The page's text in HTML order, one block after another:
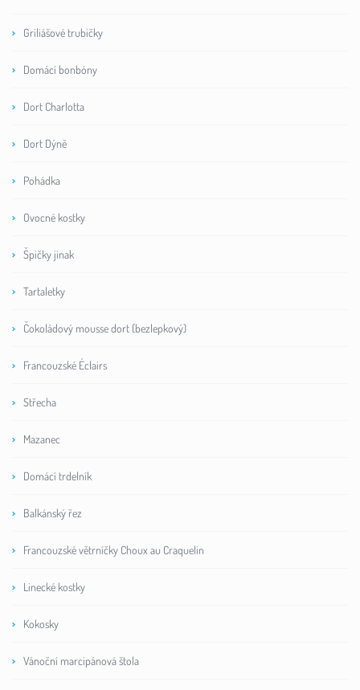
Griliášové trubičky
Domácí bonbóny
Dort Charlotta
Dort Dýně
Pohádka
Ovocné kostky
Špičky jinak
Tartaletky
Čokoládový mousse dort (bezlepkový)
Francouzské Éclairs
Střecha
Mazanec
Domácí trdelník
Balkánský řez
Francouzské větrníčky Choux au Craquelin
Linecké kostky
Kokosky
Vánoční marcipánová štola